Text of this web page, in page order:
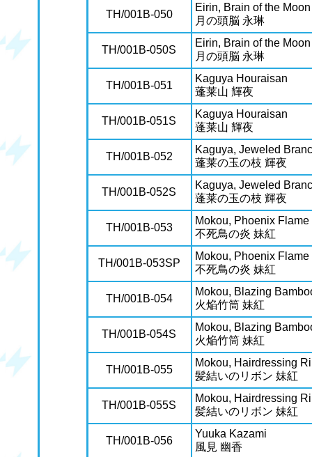
TH/001B-050
Eirin, Brain of the Moon
月の頭脳 永琳
TH/001B-050S
Eirin, Brain of the Moon
月の頭脳 永琳
TH/001B-051
Kaguya Houraisan
蓬莱山 輝夜
TH/001B-051S
Kaguya Houraisan
蓬莱山 輝夜
TH/001B-052
Kaguya, Jeweled
蓬莱の玉の枝 輝夜
TH/001B-052S
Kaguya, Jeweled
蓬莱の玉の枝 輝夜
TH/001B-053
Mokou, Phoenix Flame
不死鳥の炎 妹紅
TH/001B-053SP
Mokou, Phoenix Flame
不死鳥の炎 妹紅
TH/001B-054
Mokou, Blazing
火焔竹筒 妹紅
TH/001B-054S
Mokou, Blazing
火焔竹筒 妹紅
TH/001B-055
Mokou, Hairdressing
髪結いのリボン 妹紅
TH/001B-055S
Mokou, Hairdressing
髪結いのリボン 妹紅
TH/001B-056
Yuuka Kazami
風見 幽香